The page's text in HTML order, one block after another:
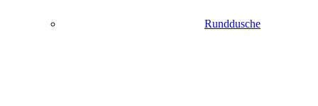
Runddusche